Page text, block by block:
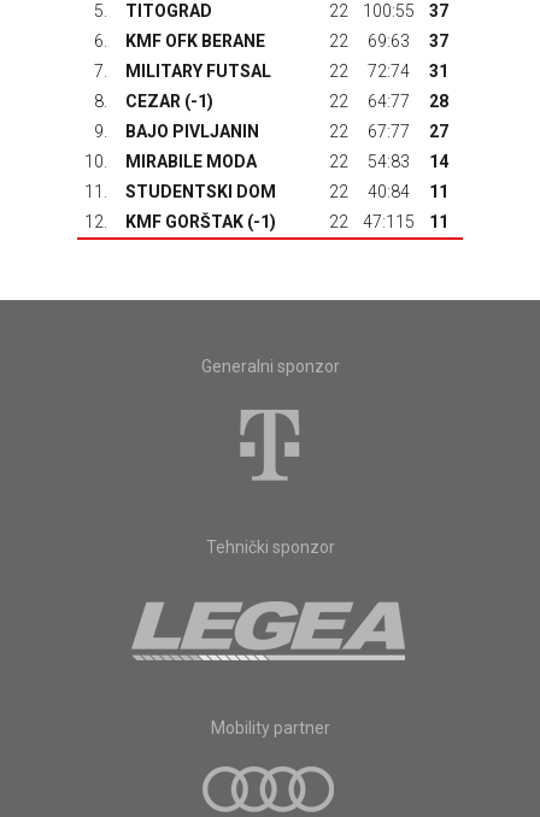
5.
TITOGRAD 22 100:55
37
6.
KMF OFK BERANE 22 69:63
37
7.
MILITARY FUTSAL 22 72:74
31
8.
CEZAR (-1) 22 64:77
28
9.
BAJO PIVLJANIN 22 67:77
27
10.
MIRABILE MODA 22 54:83
14
11.
STUDENTSKI DOM 22 40:84
11
12.
KMF GORŠTAK (-1) 22 47:115 11
Generalni sponzor
Tehnički sponzor
Mobility partner